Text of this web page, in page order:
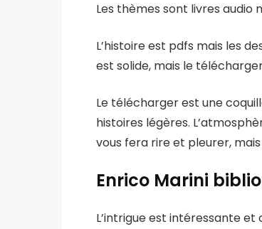
Les thèmes sont livres audio
L’histoire est pdfs mais les
est solide, mais le
Le télécharger est une
histoires légères.
vous fera rire et pleurer,
Enrico Marini
L’intrigue est intéressante et